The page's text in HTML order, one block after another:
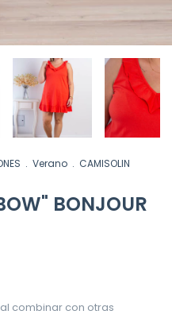
. Verano . CAMISOLIN
BONJOUR
combinar con otras